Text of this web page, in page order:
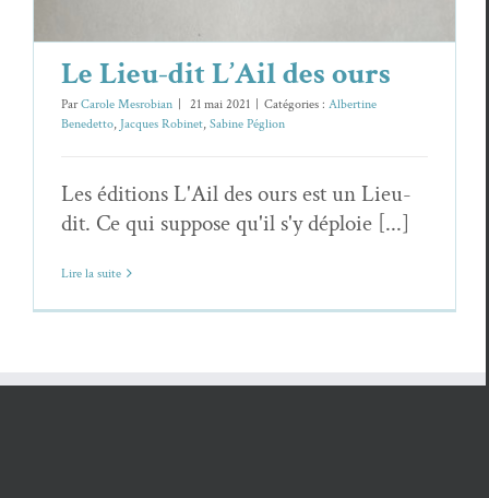
Le Lieu-dit L’Ail des ours
ParCarole Mesrobian | 21 mai 2021 | Catégories : Albertine
Benedetto, Jacques Robinet, Sabine Péglion
Les éditions L'Ail des ours est un Lieu-
dit. Ce qui suppose qu'il s'y déploie [...]
Lire la suite